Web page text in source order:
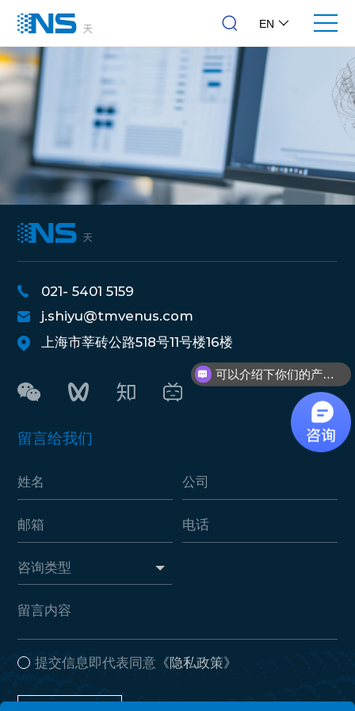
EN
021- 5401 5159
j.shiyu@tmvenus.com
上海市莘砖公路518号11号楼16楼
留言给我们
提交信息即代表同意 《隐私政策》
可以介绍下你们的产品么？